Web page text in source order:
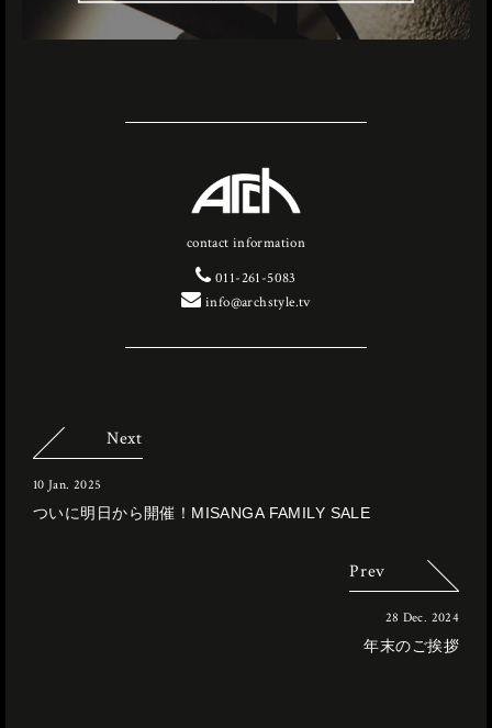
contact information
011-261-5083
info@archstyle.tv
Next
10 Jan. 2025
ついに明日から開催！MISANGA FAMILY SALE
Prev
28 Dec. 2024
年末のご挨拶